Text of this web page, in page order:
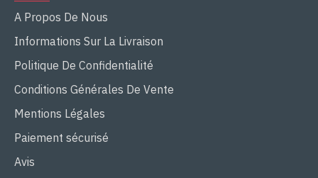
A Propos De Nous
Informations Sur La Livraison
Politique De Confidentialité
Conditions Générales De Vente
Mentions Légales
Paiement sécurisé
Avis